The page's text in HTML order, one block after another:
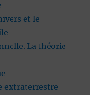
et le
La théorie
extraterrestre